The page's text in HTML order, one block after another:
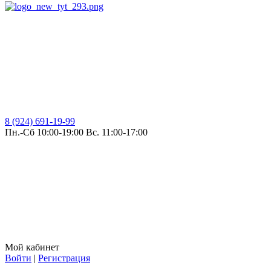
8 (924) 691-19-99
Пн.-Сб 10:00-19:00 Вс. 11:00-17:00
Мой кабинет
Войти | Регистрация